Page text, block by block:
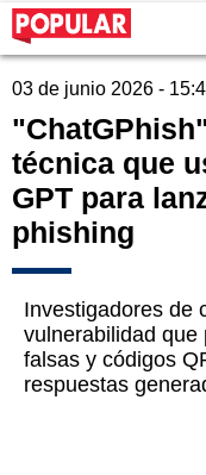
03 de junio 2026 -
técnica que
GPT para
phishing
Investigadores de
vulnerabilidad que
falsas y códigos
respuestas